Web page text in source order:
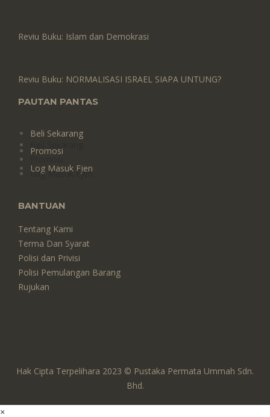
Reviu Buku: Islam dan Demokrasi
Reviu Buku: NORMALISASI ISRAEL SIAPA UNTUNG?
PAUTAN PANTAS
Beli Sekarang
Promosi
Log Masuk Ejen
Log Masuk Ejen
BANTUAN
Tentang Kami
Terma Dan Syarat
Polisi dan Privisi
Polisi Pemulangan Barang
Rujukan
Hak Cipta Terpelihara 2023 © Pustaka Permata Ummah Sdn.
Bhd.
×